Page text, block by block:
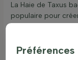
La Haie de Taxus
populaire pour
froid, supportant
Préférences